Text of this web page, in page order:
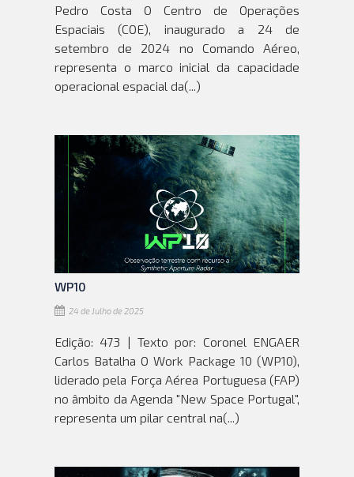
Pedro Costa O Centro de Operações
Espaciais (COE), inaugurado a 24 de
setembro de 2024 no Comando Aéreo,
representa o marco inicial da capacidade
operacional espacial da(...)
WP10
24 de Julho de 2025
Edição: 473 | Texto por: Coronel ENGAER
Carlos Batalha O Work Package 10 (WP10),
liderado pela Força Aérea Portuguesa (FAP)
no âmbito da Agenda "New Space Portugal",
representa um pilar central na(...)